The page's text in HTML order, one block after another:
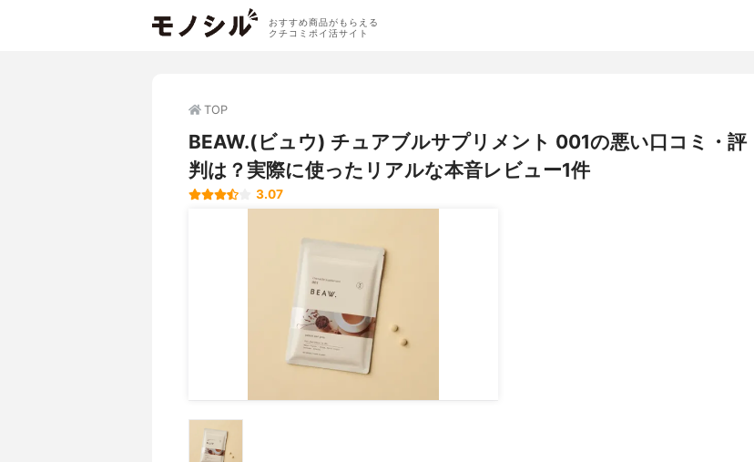
おすすめ商品がもらえる
クチコミポイ活サイト
TOP
BEAW.(ビュウ) チュアブルサプリメント 001の悪い口コミ・評
判は？実際に使ったリアルな本音レビュー1件
3.07